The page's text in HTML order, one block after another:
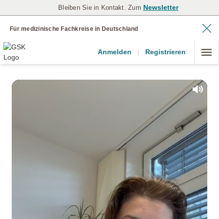
Bleiben Sie in Kontakt. Zum Newsletter
Für medizinische Fachkreise in Deutschland
Anmelden | Registrieren